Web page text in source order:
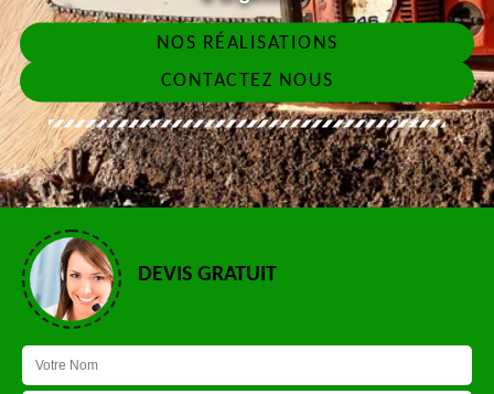
NOS RÉALISATIONS
CONTACTEZ NOUS
DEVIS GRATUIT